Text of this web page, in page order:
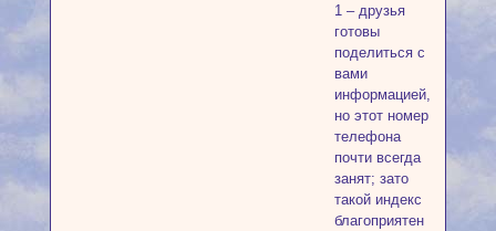
1 – друзья
готовы
поделиться с
вами
информацией,
но этот номер
телефона
почти всегда
занят; зато
такой индекс
благоприятен